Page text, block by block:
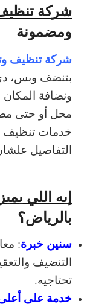
شركة
ومضمونة
شركة تنظيف
بتنضف وبس،
ونضافة
محل أو حتى
خدمات تنظيف
التفاصيل
إيه اللي
بالرياض؟
سنين خبرة:
التنضيف
تحتاجيه.
خدمة على